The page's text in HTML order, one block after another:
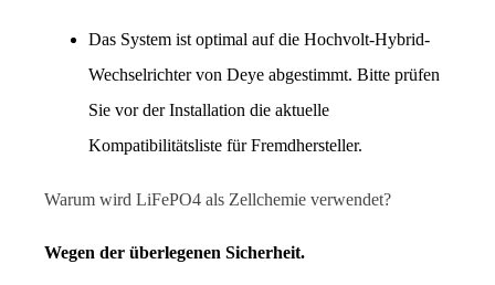
Das System ist optimal auf die Hochvolt-Hybrid-
Wechselrichter von Deye abgestimmt. Bitte prüfen
Sie vor der Installation die aktuelle
Kompatibilitätsliste für Fremdhersteller.
Warum wird LiFePO4 als Zellchemie verwendet?
Wegen der überlegenen Sicherheit.